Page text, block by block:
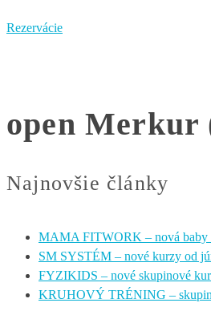
Rezervácie
open Merkur
Najnovšie články
MAMA FITWORK – nová baby
SM SYSTÉM – nové kurzy od
FYZIKIDS – nové skupinové
KRUHOVÝ TRÉNING –